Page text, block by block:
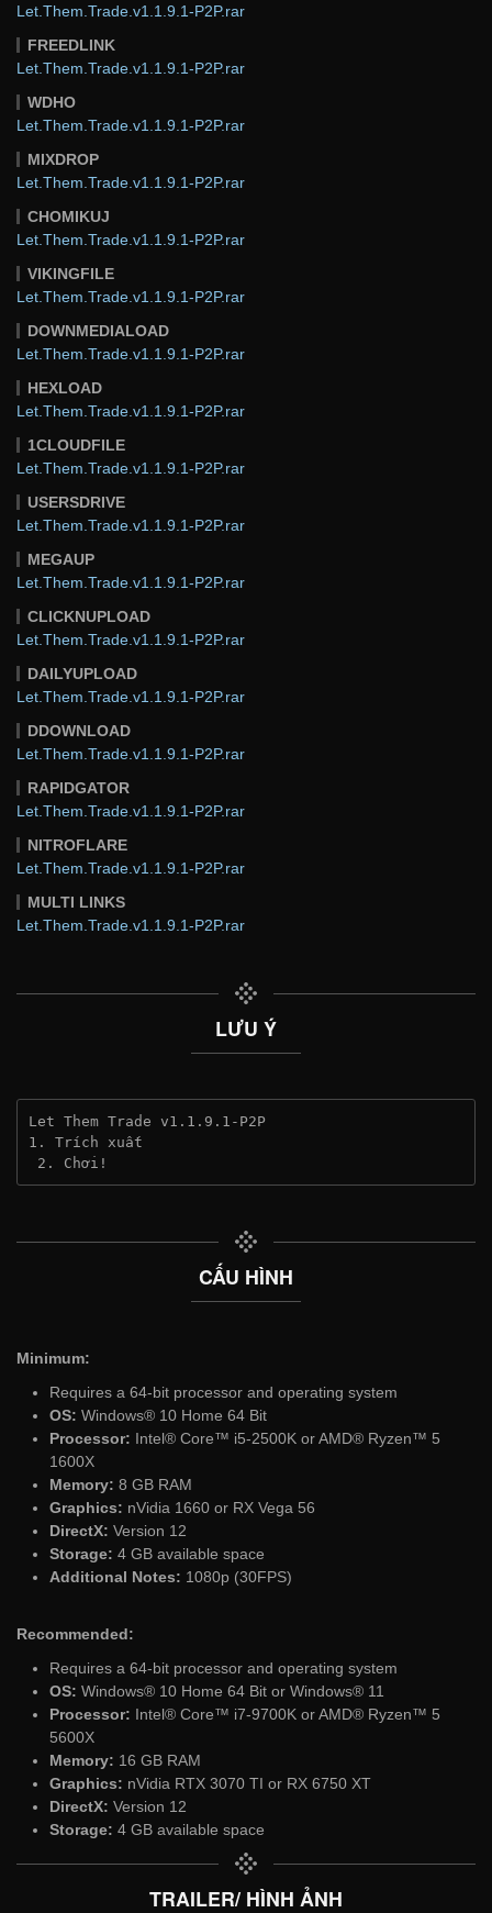
Let.Them.Trade.v1.1.9.1-P2P.rar
FREEDLINK
Let.Them.Trade.v1.1.9.1-P2P.rar
WDHO
Let.Them.Trade.v1.1.9.1-P2P.rar
MIXDROP
Let.Them.Trade.v1.1.9.1-P2P.rar
CHOMIKUJ
Let.Them.Trade.v1.1.9.1-P2P.rar
VIKINGFILE
Let.Them.Trade.v1.1.9.1-P2P.rar
DOWNMEDIALOAD
Let.Them.Trade.v1.1.9.1-P2P.rar
HEXLOAD
Let.Them.Trade.v1.1.9.1-P2P.rar
1CLOUDFILE
Let.Them.Trade.v1.1.9.1-P2P.rar
USERSDRIVE
Let.Them.Trade.v1.1.9.1-P2P.rar
MEGAUP
Let.Them.Trade.v1.1.9.1-P2P.rar
CLICKNUPLOAD
Let.Them.Trade.v1.1.9.1-P2P.rar
DAILYUPLOAD
Let.Them.Trade.v1.1.9.1-P2P.rar
DDOWNLOAD
Let.Them.Trade.v1.1.9.1-P2P.rar
RAPIDGATOR
Let.Them.Trade.v1.1.9.1-P2P.rar
NITROFLARE
Let.Them.Trade.v1.1.9.1-P2P.rar
MULTI LINKS
Let.Them.Trade.v1.1.9.1-P2P.rar
LƯU Ý
Let Them Trade v1.1.9.1-P2P
1. Trích xuất
2. Chơi!
CẤU HÌNH
Minimum:
Requires a 64-bit processor and operating system
OS: Windows® 10 Home 64 Bit
Processor: Intel® Core™ i5-2500K or AMD® Ryzen™ 5
1600X
Memory: 8 GB RAM
Graphics: nVidia 1660 or RX Vega 56
DirectX: Version 12
Storage: 4 GB available space
Additional Notes: 1080p (30FPS)
Recommended:
Requires a 64-bit processor and operating system
OS: Windows® 10 Home 64 Bit or Windows® 11
Processor: Intel® Core™ i7-9700K or AMD® Ryzen™ 5
5600X
Memory: 16 GB RAM
Graphics: nVidia RTX 3070 TI or RX 6750 XT
DirectX: Version 12
Storage: 4 GB available space
TRAILER/ HÌNH ẢNH